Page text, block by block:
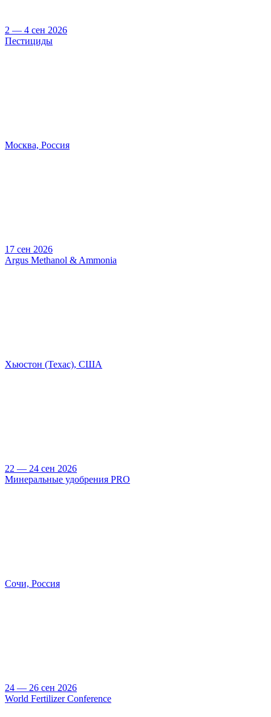
2 — 4 сен 2026
Пестициды
Москва, Россия
17 сен 2026
Argus Methanol & Ammonia
Хьюстон (Техас), США
22 — 24 сен 2026
Минеральные удобрения PRO
Сочи, Россия
24 — 26 сен 2026
World Fertilizer Conference